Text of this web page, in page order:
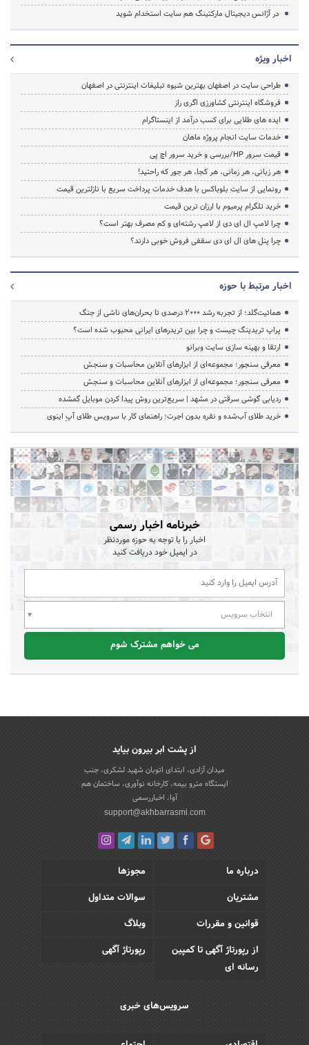
در آژانس دیجیتال مارکتینگ هم سایت استخدام شوید
اخبار ویژه
طراحی سایت در اصفهان بهترین شیوه تبلیغات اینترنتی در اصفهان
فروشگاه اینترنتی کشاورزی اگری راز
ایده های طلایی برای کسب درآمد از اینستاگرام
خدمات سایت انجام پروژه ماهان
قیمت سرور HP/بررسی و خرید سرور اچ پی
هر زبانی، هر زمانی، هر کجا، هر جور که راحتید!
رونمایی از سایت بلوباکس با هدف خدمات پرداخت سریع با نازلترین قیمت
خرید تلگرام پرمیوم با ارزان ترین قیمت
چرا لامپ ال ای دی از لامپ رشته‌ای و کم مصرف بهتر است؟
چرا پنل های ال ای دی سقفی فروش خوبی دارند؟
اخبار مرتبط با حوزه
هماتیت‌گلد؛ از تجربه رشد ۲۰۰۰ درصدی تا بحران‌های ناشی از جنگ
پراپ تریدینگ چیست و چرا بین تریدرهای ایرانی محبوب شده است؟
ارتقا و بهینه سازی سایت وبرانو
معرفی سنجور؛ مجموعه‌ای از ابزارهای آنلاین محاسبات و سنجش
معرفی سنجور؛ مجموعه‌ای از ابزارهای آنلاین محاسبات و سنجش
ردیابی گوشی سرقتی در مشهد | سریع‌ترین روش پیدا کردن موبایل گمشده
خرید طلای آب‌شده و نقره بدون اجرت؛ راهنمای کار با سرویس طلای آپِ اینوی
خبرنامه اخبار رسمی
اخبار را با توجه به حوزه موردنظر
در ایمیل خود دریافت کنید
انتخاب سرویس
می خواهم مشترک شوم
از پشت ابر بیرون بیاید
میدان آزادی، ابتدای اتوبان شهید لشکری، جنب
ایستگاه مترو بیمه، کارخانه نوآوری، ساختمان هم
آوا، اخباررسمی
support@akhbarrasmi.com
درباره ما
مجوزها
مشتریان
سوالات متداول
قوانین و مقررات
وبلاگ
از رپورتاژ آگهی تا کمپین
رسانه ای
رپورتاژ آگهی
سرویس‌های خبری